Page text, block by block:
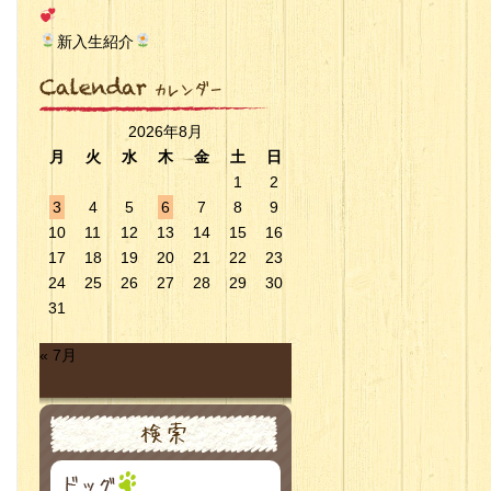
新入生紹介
2026年8月
月
火 水 木 金 土
日
1
2
3
4 5 6 7 8
9
10
11 12 13 14 15
16
17
18 19 20 21 22
23
24
25 26 27 28 29
30
31
« 7月